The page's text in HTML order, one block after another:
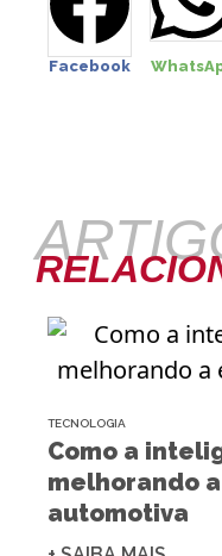
Facebook
TECNOLOGIA
Como a
melhorando
automotiva